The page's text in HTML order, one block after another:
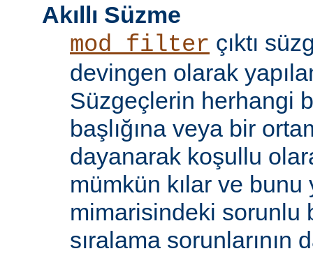
Akıllı Süzme
mod_filter çıktı
devingen olarak
Süzgeçlerin herhangi
başlığına veya bir
dayanarak koşullu
mümkün kılar ve
mimarisindeki sorunlu
sıralama sorunlarının